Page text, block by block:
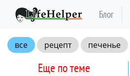
Блог
все рецепт печенье
Еще по теме